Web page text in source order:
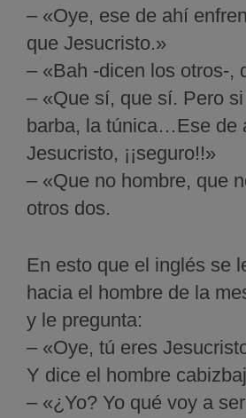
– «Oye, ese de ahí
que Jesucristo.»
– «Bah -dicen los otros-,
– «Que sí, que sí. Pero
barba, la túnica…Ese de
Jesucristo, ¡¡seguro!!»
– «Que no hombre, que
otros dos.
En esto que el inglés se
hacia el hombre de la
y le pregunta:
– «Oye, tú eres
Y dice el hombre
– «¿Yo? Yo qué voy a